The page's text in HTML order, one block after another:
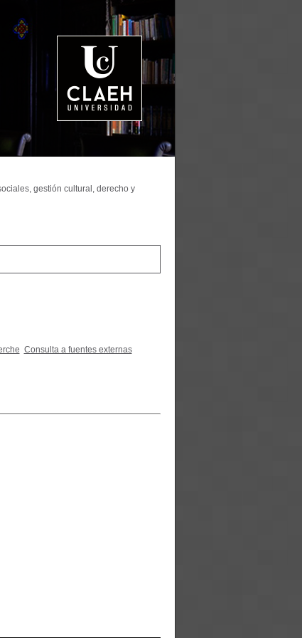
Consulta a fuentes externas
gestión cultural, derecho y